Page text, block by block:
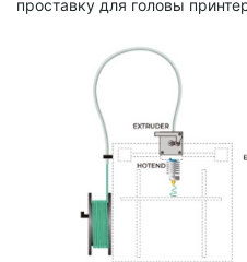
проставку для головы